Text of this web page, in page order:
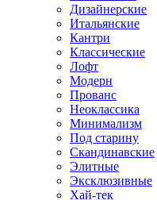
Дизайнерские
Итальянские
Кантри
Классические
Лофт
Модерн
Прованс
Неоклассика
Минимализм
Под старину
Скандинавские
Элитные
Эксклюзивные
Хай-тек